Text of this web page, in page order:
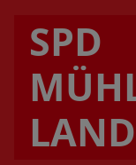
SPD
LAND